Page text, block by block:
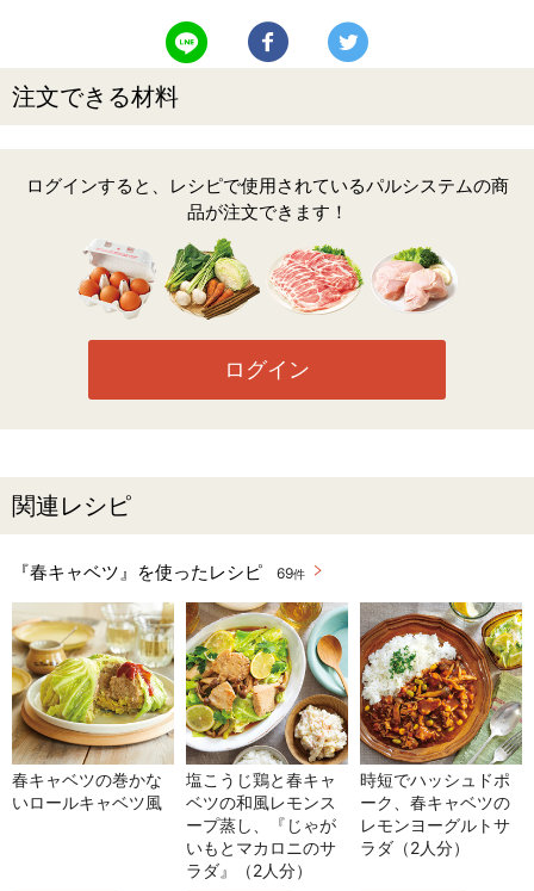
LINEで送る Facebookでシェアする
注文できる材料
ログインすると、レシピで使用されているパルシステムの商
品が注文できます！
ログイン
関連レシピ
『春キャベツ』を使ったレシピ 69件
春キャベツの巻かな
いロールキャベツ風
塩こうじ鶏と春キャ
ベツの和風レモンス
ープ蒸し、『じゃが
いもとマカロニのサ
ラダ』（2人分）
時短でハッシュドポ
ーク、春キャベツの
レモンヨーグルトサ
ラダ（2人分）